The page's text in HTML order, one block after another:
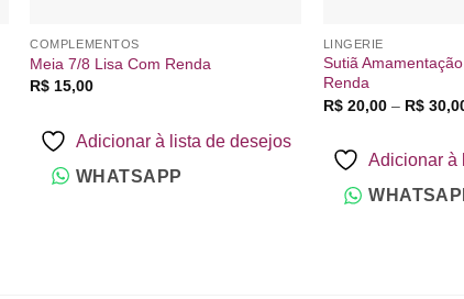
COMPLEMENTOS
Meia 7/8 Lisa Com Renda
R$ 15,00
Adicionar à lista de desejos
WHATSAPP
LINGERIE
Sutiã
Renda
R$20,00 – R$
Adicionar à